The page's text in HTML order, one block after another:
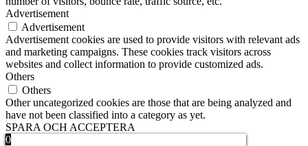
Advertisement
Advertisement
Advertisement cookies are used to provide visitors with relevant ads
and marketing campaigns. These cookies track visitors across
websites and collect information to provide customized ads.
Others
Others
Other uncategorized cookies are those that are being analyzed and
have not been classified into a category as yet.
SPARA OCH ACCEPTERA
0